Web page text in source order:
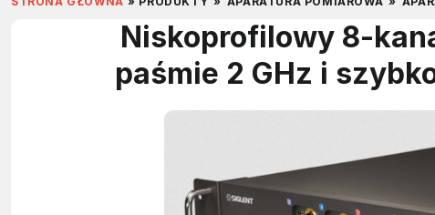
Niskoprofilowy 8-
paśmie 2 GHz i